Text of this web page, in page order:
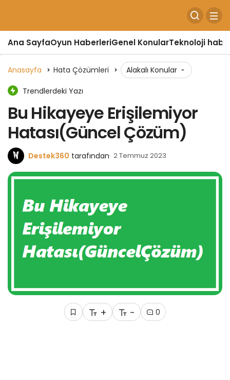
Ana SayfaOyun HaberleriGenel KonularTeknoloji
Anasayfa Hata Çözümleri Alakalı Konular
Trendlerdeki Yazı
Bu Hikayeye Erişilemiyor
Hatası(Güncel Çözüm)
Destek360 tarafından 2 Temmuz 2023
+ - 0